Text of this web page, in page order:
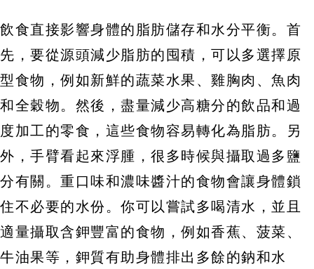
飲食直接影響身體的脂肪儲存和水分平衡。首
先，要從源頭減少脂肪的囤積，可以多選擇原
型食物，例如新鮮的蔬菜水果、雞胸肉、魚肉
和全穀物。然後，盡量減少高糖分的飲品和過
度加工的零食，這些食物容易轉化為脂肪。另
外，手臂看起來浮腫，很多時候與攝取過多鹽
分有關。重口味和濃味醬汁的食物會讓身體鎖
住不必要的水份。你可以嘗試多喝清水，並且
適量攝取含鉀豐富的食物，例如香蕉、菠菜、
牛油果等，鉀質有助身體排出多餘的鈉和水